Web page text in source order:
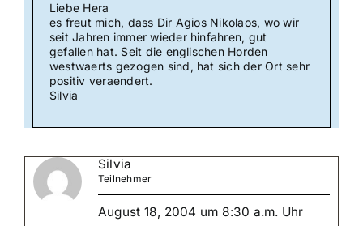
Liebe Hera
es freut mich, dass Dir Agios Nikolaos, wo wir
seit Jahren immer wieder hinfahren, gut
gefallen hat. Seit die englischen Horden
westwaerts gezogen sind, hat sich der Ort sehr
positiv veraendert.
Silvia
Silvia
Teilnehmer
August 18, 2004 um 8:30 a.m. Uhr